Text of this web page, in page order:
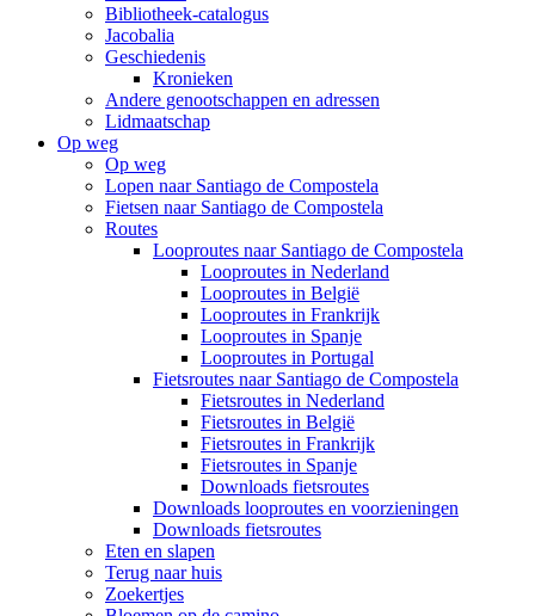
Bibliotheek-catalogus
Jacobalia
Geschiedenis
Kronieken
Andere genootschappen en adressen
Lidmaatschap
Op weg
Op weg
Lopen naar Santiago de Compostela
Fietsen naar Santiago de Compostela
Routes
Looproutes naar Santiago de Compostela
Looproutes in Nederland
Looproutes in België
Looproutes in Frankrijk
Looproutes in Spanje
Looproutes in Portugal
Fietsroutes naar Santiago de Compostela
Fietsroutes in Nederland
Fietsroutes in België
Fietsroutes in Frankrijk
Fietsroutes in Spanje
Downloads fietsroutes
Downloads looproutes en voorzieningen
Downloads fietsroutes
Eten en slapen
Terug naar huis
Zoekertjes